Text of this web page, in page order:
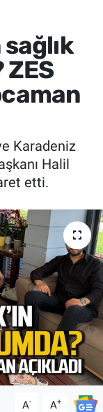
sağlık
ZES
Karadeniz
Halil
etti.
A- A+